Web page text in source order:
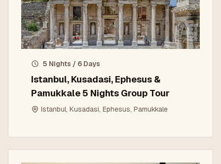
5 Nights / 6 Days
Istanbul, Kusadasi, Ephesus &
Pamukkale 5 Nights Group Tour
Istanbul, Kusadasi, Ephesus, Pamukkale